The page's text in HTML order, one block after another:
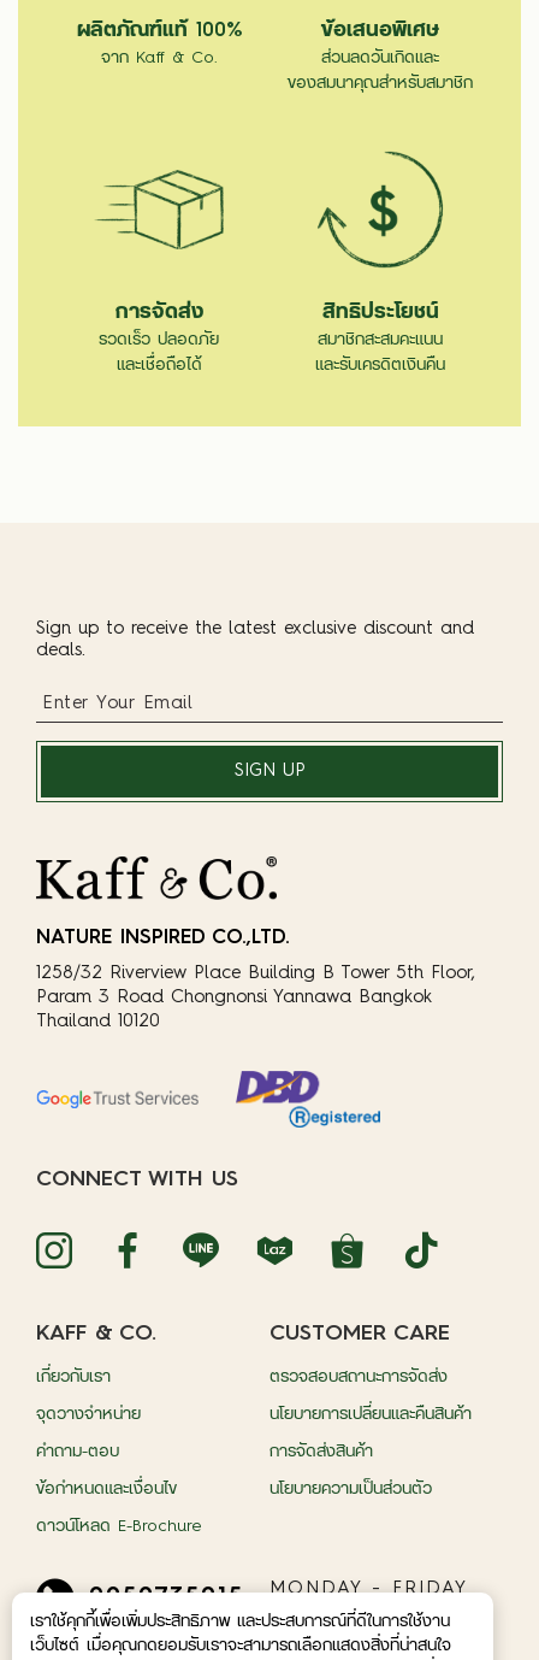
ผลิตภัณฑ์แท้ 100%
จาก Kaff & Co.
ข้อเสนอพิเศษ
ส่วนลดวันเกิดและ
ของสมนาคุณสำหรับสมาชิก
การจัดส่ง
รวดเร็ว ปลอดภัย
และเชื่อถือได้
สิทธิประโยชน์
สมาชิกสะสมคะแนน
และรับเครดิตเงินคืน
Sign up to receive the latest exclusive discount and
deals.
SIGN UP
NATURE INSPIRED CO.,LTD.
1258/32 Riverview Place Building B Tower 5th Floor,
Param 3 Road Chongnonsi Yannawa Bangkok
Thailand 10120
CONNECT WITH US
KAFF & CO.
เกี่ยวกับเรา
จุดวางจำหน่าย
คำถาม-ตอบ
ข้อกำหนดและเงื่อนไข
ดาวน์โหลด E-Brochure
CUSTOMER CARE
ตรวจสอบสถานะการจัดส่ง
นโยบายการเปลี่ยนและคืนสินค้า
การจัดส่งสินค้า
นโยบายความเป็นส่วนตัว
0959735015
MONDAY - FRIDAY
09.00 A.M - 05.00
P.M.
เราใช้คุกกี้เพื่อเพิ่มประสิทธิภาพ และประสบการณ์ที่ดีในการใช้งาน
เว็บไซต์ เมื่อคุณกดยอมรับเราจะสามารถเลือกแสดงสิ่งที่น่าสนใจ